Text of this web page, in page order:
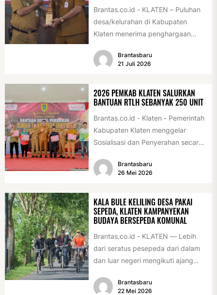
Brantas.co.id - KLATEN – Puluhan
desa/kelurahan di Kabupaten
Klaten menerima penghargaan
2026. Penghargaan tersebut
Brantasbaru
21 Juli 2026
2026 PEMKAB KLATEN SALURKAN
BANTUAN RTLH SEBANYAK 250 UNIT
Brantas.co.id - Klaten - Pemerintah
Kabupaten Klaten menggelar
Sosialisasi dan Penyerahan secara
Rumah Tidak Layak Huni...
Brantasbaru
26 Mei 2026
KALA BULE KELILING DESA PAKAI
SEPEDA, KLATEN KAMPANYEKAN
BUDAYA BERSEPEDA KOMUNAL
Brantas.co.id - KLATEN — Lebih
dari seratus pesepeda dari dalam
dan luar negeri mengikuti ajang
Association Rally...
Brantasbaru
22 Mei 2026